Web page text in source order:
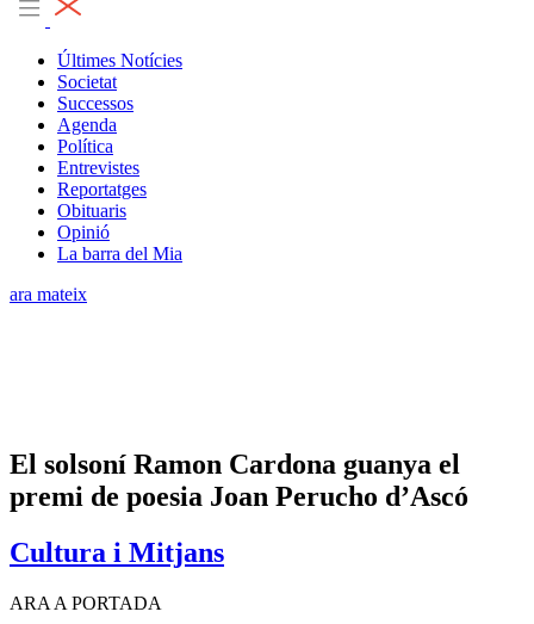
Últimes Notícies
Societat
Successos
Agenda
Política
Entrevistes
Reportatges
Obituaris
Opinió
La barra del Mia
ara mateix
El solsoní Ramon Cardona guanya el
premi de poesia Joan Perucho d’Ascó
Cultura i Mitjans
ARA A PORTADA